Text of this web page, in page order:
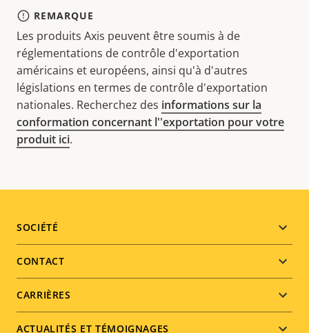
REMARQUE
Les produits Axis peuvent être soumis à de
réglementations de contrôle d'exportation
américains et européens, ainsi qu'à d'autres
législations en termes de contrôle d'exportation
nationales. Recherchez des informations sur la
conformation concernant l''exportation pour votre
produit ici.
Footer
menu
SOCIÉTÉ
CONTACT
CARRIÈRES
ACTUALITÉS ET TÉMOIGNAGES